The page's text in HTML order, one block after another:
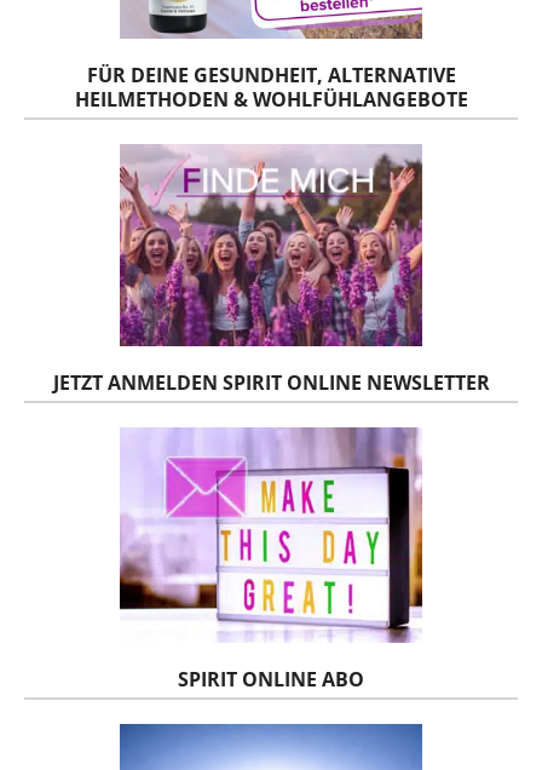
FÜR DEINE GESUNDHEIT, ALTERNATIVE
HEILMETHODEN & WOHLFÜHLANGEBOTE
JETZT ANMELDEN SPIRIT ONLINE NEWSLETTER
SPIRIT ONLINE ABO